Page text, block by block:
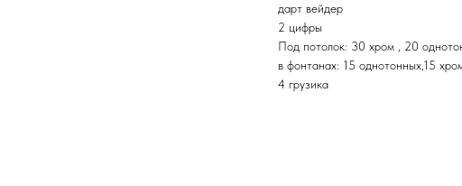
дарт вейдер
2 цифры
Под потолок: 30 хром , 20
в фонтанах: 15 однотонных,15
4 грузика